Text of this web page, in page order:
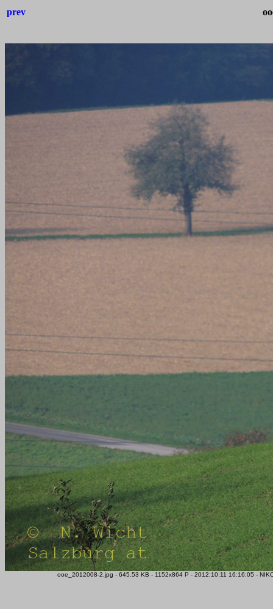
prev
ooe_2012008-2.jpg - 645.53 KB - 1152x864 P - 2012:10:11 16:16:05 -